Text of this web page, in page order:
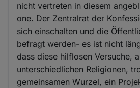
nicht vertreten in diesem
one. Der Zentralrat der
sich einschalten und die
befragt werden- es ist nicht
dass diese hilflosen Versuche,
unterschiedlichen Religionen,
gemeinsamen Wurzel, ein